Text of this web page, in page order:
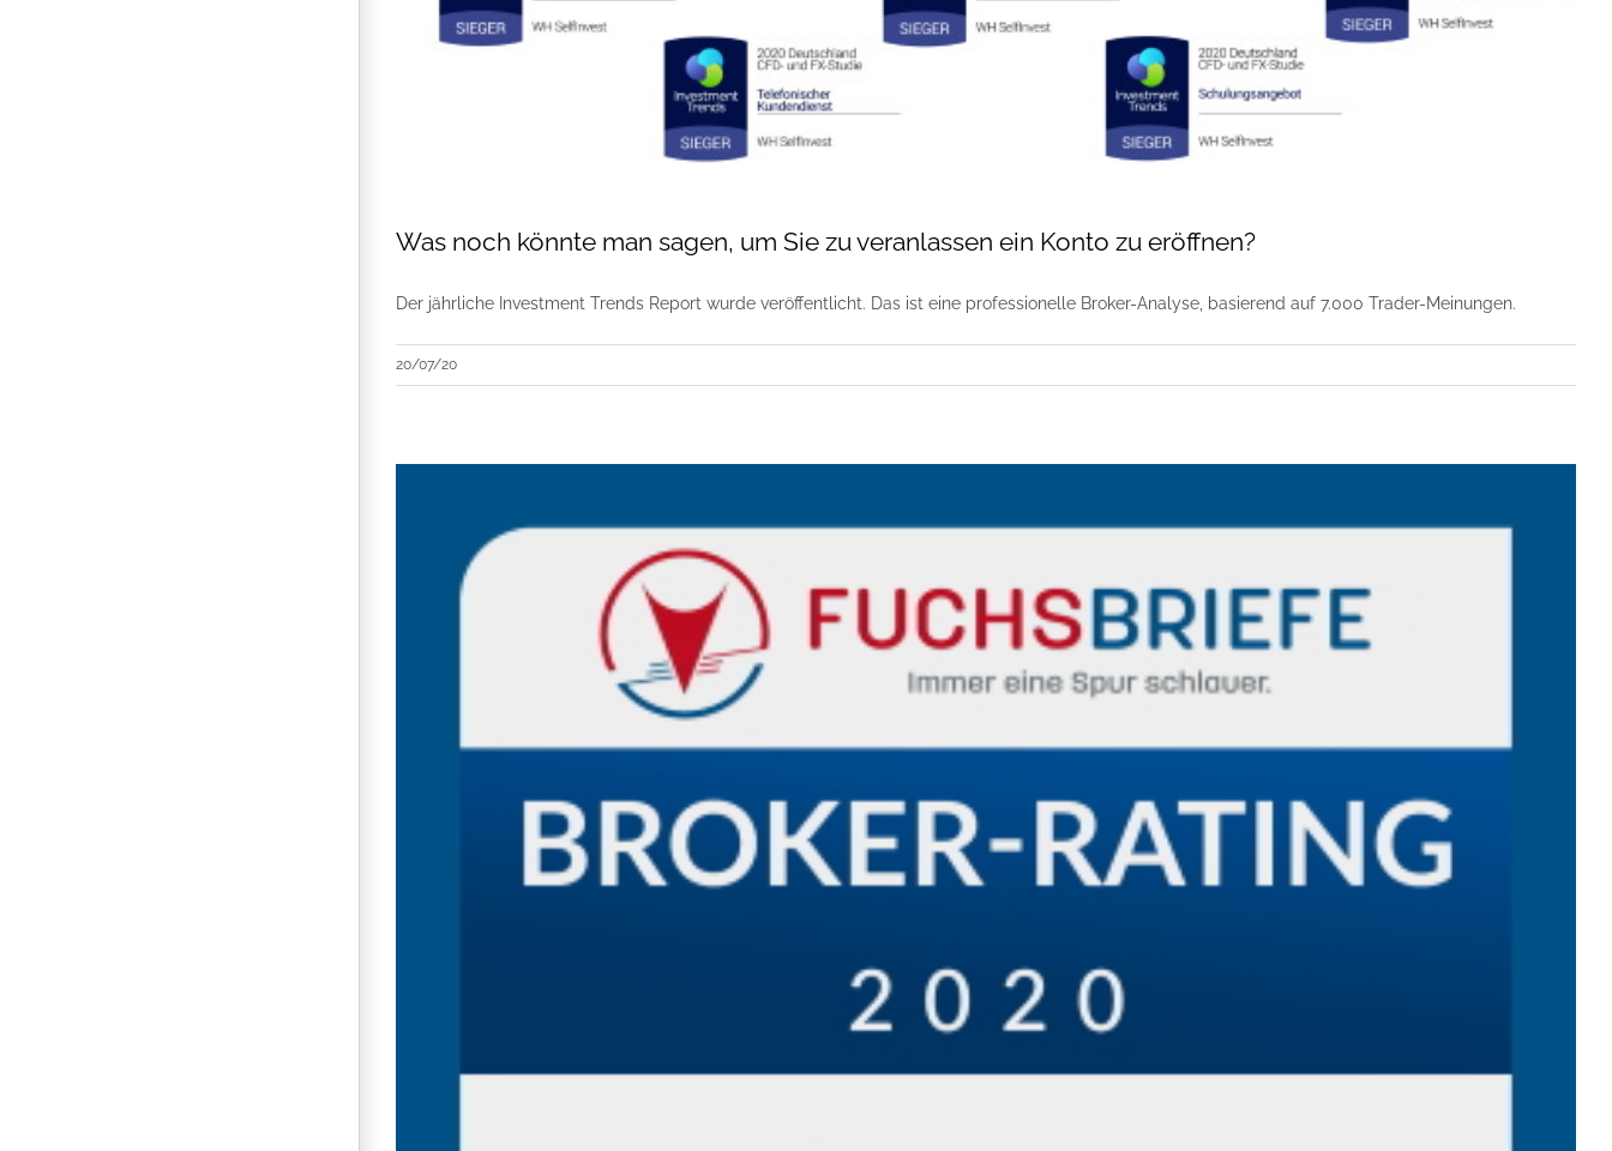
Was noch könnte man sagen, um Sie zu veranlassen ein Konto zu eröffnen?
Der jährliche Investment Trends Report wurde veröffentlicht. Das ist eine professionelle Broker-Analyse, basierend auf 7.000 Trader-Meinungen.
20/07/20